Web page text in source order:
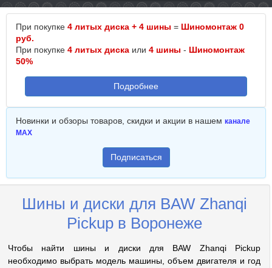
При покупке 4 литых диска + 4 шины = Шиномонтаж 0
руб.
При покупке 4 литых диска или 4 шины - Шиномонтаж
50%
Подробнее
Новинки и обзоры товаров, скидки и акции в нашем канале
MAX
Подписаться
Шины и диски для BAW Zhanqi
Pickup в Воронеже
Чтобы найти шины и диски для BAW Zhanqi Pickup
необходимо выбрать модель машины, объем двигателя и год